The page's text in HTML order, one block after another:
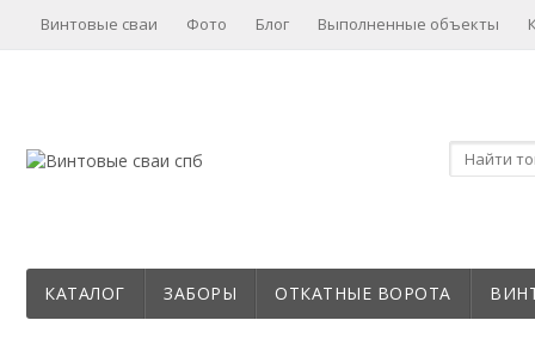
Винтовые сваи Фото Блог Выполненные объекты
КАТАЛОГ ЗАБОРЫ ОТКАТНЫЕ ВОРОТА